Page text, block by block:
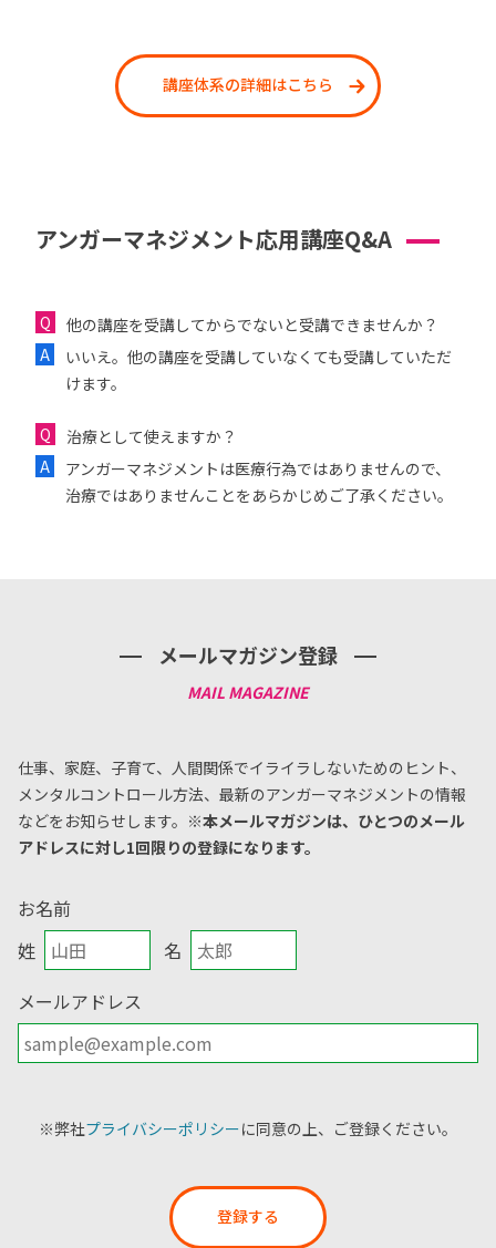
講座体系の詳細はこちら
アンガーマネジメント応用講座Q&A
他の講座を受講してからでないと受講できませんか？
いいえ。他の講座を受講していなくても受講していただ
けます。
治療として使えますか？
アンガーマネジメントは医療行為ではありませんので、
治療ではありませんことをあらかじめご了承ください。
メールマガジン登録
仕事、家庭、子育て、人間関係でイライラしないためのヒント、
メンタルコントロール方法、 最新のアンガーマネジメントの情報
などをお知らせします。 ※本メールマガジンは、ひとつのメール
アドレスに対し1回限りの登録になります。
お名前
姓
名
メールアドレス
※弊社プライバシーポリシーに同意の上、ご登録ください。
登録する